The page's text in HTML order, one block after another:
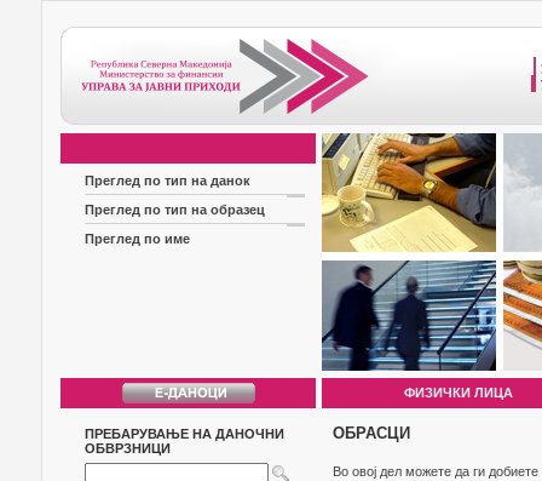
Преглед по тип на данок
Преглед по тип на образец
Преглед по име
ФИЗИЧКИ ЛИЦА
ПРЕБАРУВАЊЕ НА ДАНОЧНИ
ОБВРЗНИЦИ
ОБРАСЦИ
Во овој дел можете да ги